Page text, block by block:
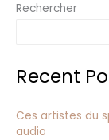
Rechercher
Recent
Ces artistes du
audio